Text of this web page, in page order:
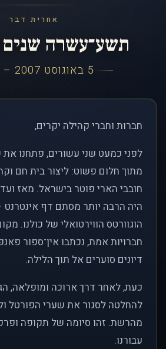
אחרית דבר
תשע־עשרה
5 באוגוסט 2007 – 2026
חברות וחברי קהילה יקרים,
מתוך חלום פשוט: ליצור בית חם
חובבי הארי פוטר בישראל. מאז
היה הרבה יותר מסתם דף אינטרנט
הוגוורטס הווירטואלי של כולנו.
חברויות אמת, נכתבו אין־ספור
דיונים סוערים אל תוך הלילה.
כעת, לאחר דרך ארוכה ומופלאה,
להחלטה לסגור את שערי הפורטל
מהרשת. זהו סיומה של תקופה
עבורנו.